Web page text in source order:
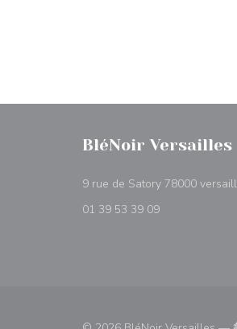
BléNoir Versailles
9 rue de Satory 78000
01 39 53 39 09